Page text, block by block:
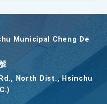
Municipal Cheng De
North Dist., Hsinchu